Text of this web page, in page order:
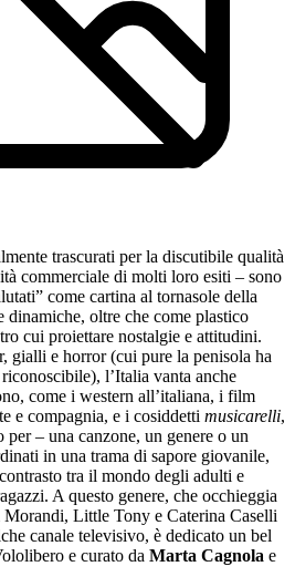
trascurati per la discutibile qualità
commerciale di molti loro esiti – sono
come cartina al tornasole della
dinamiche, oltre che come plastico
cui proiettare nostalgie e attitudini.
gialli e horror (cui pure la penisola ha
l’Italia vanta anche
come i western all’italiana, i film
e compagnia, e i cosiddetti musicarelli,
– una canzone, un genere o un
in una trama di sapore giovanile,
tra il mondo degli adulti e
A questo genere, che occhieggia
Little Tony e Caterina Caselli
canale televisivo, è dedicato un bel
e curato da Marta Cagnola e